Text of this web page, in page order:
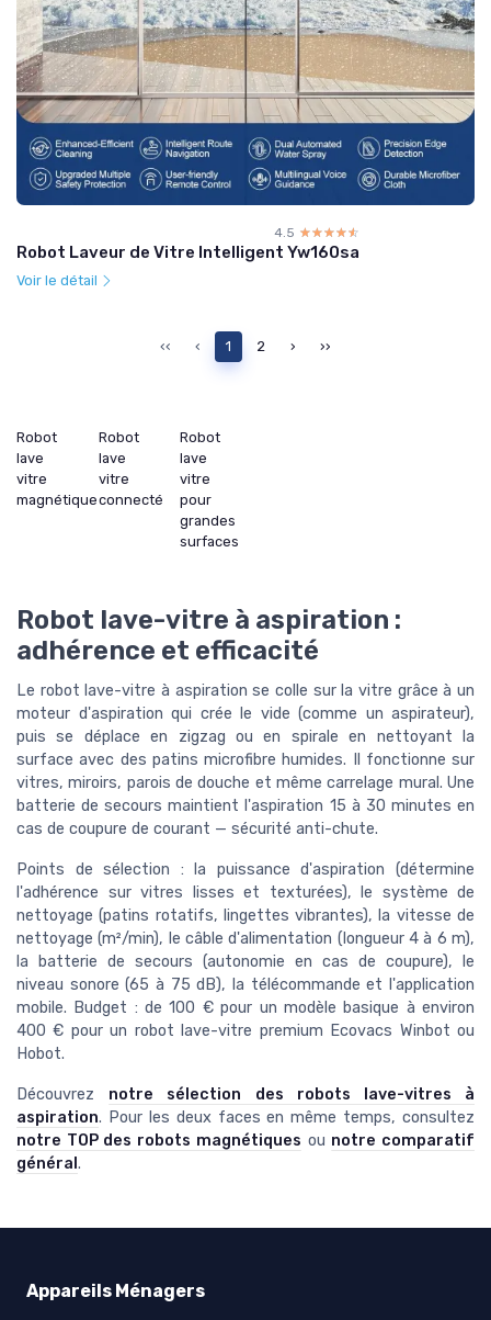
4.5 ☆☆☆☆☆
★★★★★
Robot Laveur de Vitre Intelligent Yw160sa
Voir le détail
‹‹ ‹ 1 2 › ››
Robot
lave
vitre
magnétique
Robot
lave
vitre
connecté
Robot
lave
vitre
pour
grandes
surfaces
Robot lave-vitre à aspiration :
adhérence et efficacité
Le robot lave-vitre à aspiration se colle sur la vitre grâce à un
moteur d'aspiration qui crée le vide (comme un aspirateur),
puis se déplace en zigzag ou en spirale en nettoyant la
surface avec des patins microfibre humides. Il fonctionne sur
vitres, miroirs, parois de douche et même carrelage mural. Une
batterie de secours maintient l'aspiration 15 à 30 minutes en
cas de coupure de courant — sécurité anti-chute.
Points de sélection : la puissance d'aspiration (détermine
l'adhérence sur vitres lisses et texturées), le système de
nettoyage (patins rotatifs, lingettes vibrantes), la vitesse de
nettoyage (m²/min), le câble d'alimentation (longueur 4 à 6 m),
la batterie de secours (autonomie en cas de coupure), le
niveau sonore (65 à 75 dB), la télécommande et l'application
mobile. Budget : de 100 € pour un modèle basique à environ
400 € pour un robot lave-vitre premium Ecovacs Winbot ou
Hobot.
Découvrez notre sélection des robots lave-vitres à
aspiration. Pour les deux faces en même temps, consultez
notre TOP des robots magnétiques ou notre comparatif
général .
Appareils Ménagers